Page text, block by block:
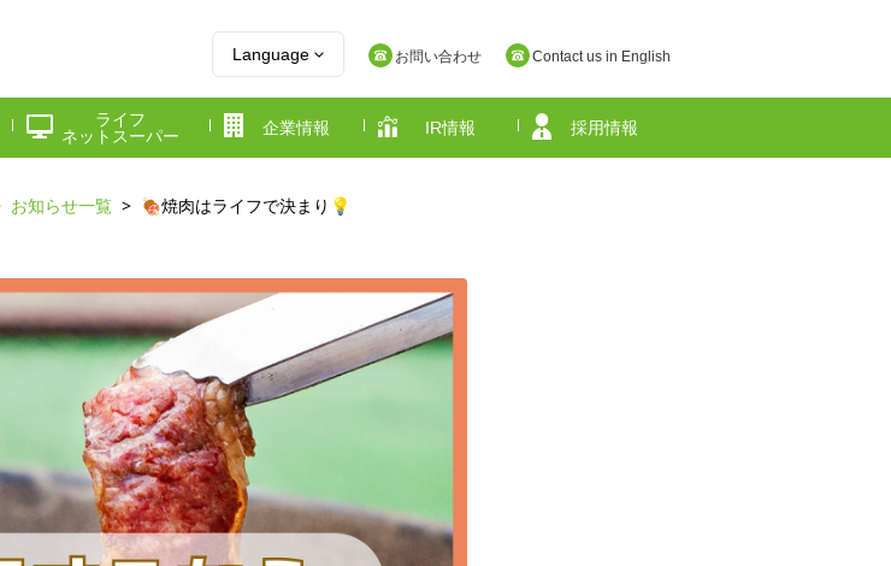
Language お問い合わせ Contact us in English
京都府 奈良県
ライフ
ネットスーパー
企業情報 IR情報 採用情報
お知らせ一覧 🍖焼肉はライフで決まり💡